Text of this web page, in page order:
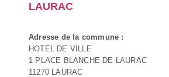
LAURAC
Adresse de la commune :
HOTEL DE VILLE
1 PLACE BLANCHE-DE-LAURAC
11270 LAURAC